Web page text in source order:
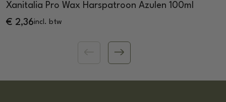
Xanitalia Pro Wax Harspatroon Azulen 100ml
€ 2,36incl. btw